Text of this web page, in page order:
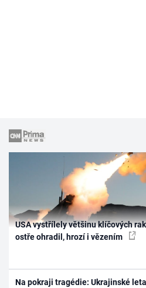
USA vystřílely většinu klíčových
ostře ohradil, hrozí i vězením
Na pokraji tragédie: Ukrajinské